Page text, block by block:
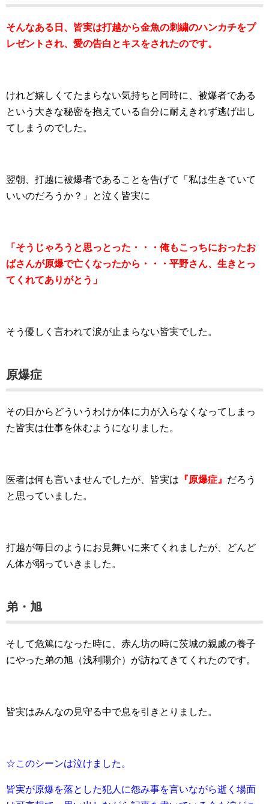
そんなある日、皆実は打越から金魚の刺繍のハンカチをプ
レゼントされ、愛の告白とキスをされたのです。
けれど嬉しくてたまらない気持ちと同時に、被爆者である
という大きな秘密を抱えている自分に耐えきれず逃げ出し
てしまうのでした。
翌朝、打越に被爆者であることを告げて「私は生きていて
いいのだろうか？」と泣く皆実に
「そうじゃろうと思っとった・・・俺もこっちにおったお
ばさんが原爆で亡くなったから・・・平野さん、生きとっ
てくれてありがとう」
そう優しく言われて涙が止まらない皆実でした。
原爆症
その日からどういうわけか体に力が入らなくなってしまっ
た皆実は仕事を休むようになりました。
医者は何も言いませんでしたが、皆実は 『原爆症』 だろう
と思っていました。
打越が毎日のようにお見舞いに来てくれましたが、どんど
ん体が弱っていきました。
弟・旭
そして危篤になった時に、赤ん坊の時に茨城の親戚の養子
にやった弟の旭（浅利陽介）が訪ねてきてくれたのです。
皆実はみんなの見守る中で息を引きとりました。
☆このシーンは泣けました。
皆実が原爆を落とした犯人に怨み事を言いながら逝く場面